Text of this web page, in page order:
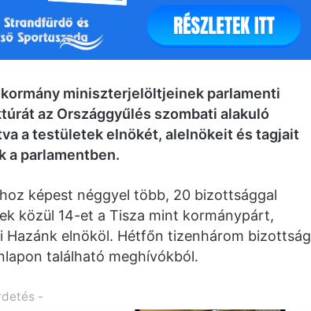
miniszterjelöltjeinek parlamenti
az Országgyűlés szombati alakuló
a testületek elnökét, alelnökeit és tagjait
a parlamentben.
képest néggyel több, 20 bizottsággal
közül 14-et a Tisza mint kormánypárt,
Hazánk elnököl. Hétfőn tizenhárom bizottság
található meghívókból.
-